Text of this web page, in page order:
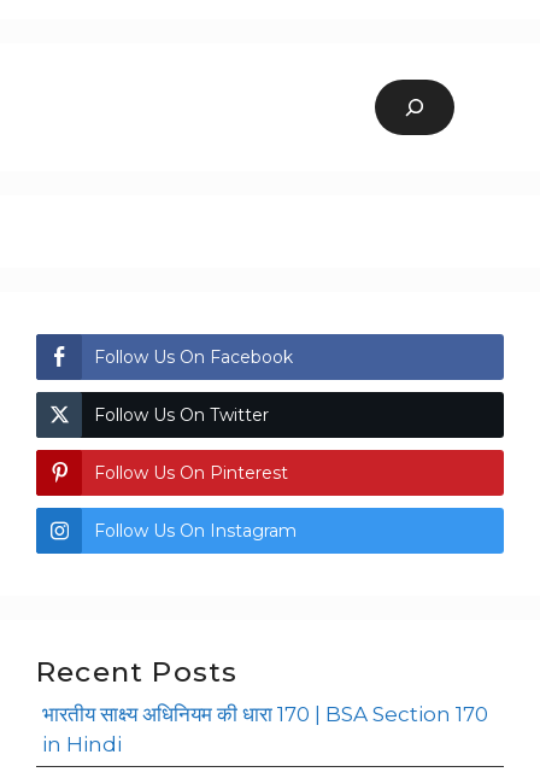
Follow Us On Facebook
Follow Us On Twitter
Follow Us On Pinterest
Follow Us On Instagram
Recent Posts
भारतीय साक्ष्य अधिनियम की धारा 170 | BSA Section 170
in Hindi